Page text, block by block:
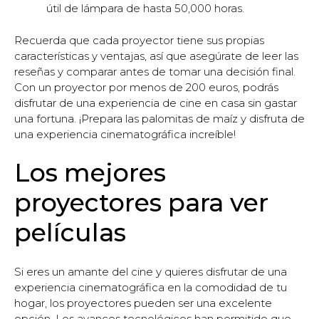
útil de lámpara de hasta 50,000 horas.
Recuerda que cada proyector tiene sus propias
características y ventajas, así que asegúrate de leer las
reseñas y comparar antes de tomar una decisión final.
Con un proyector por menos de 200 euros, podrás
disfrutar de una experiencia de cine en casa sin gastar
una fortuna. ¡Prepara las palomitas de maíz y disfruta de
una experiencia cinematográfica increíble!
Los mejores
proyectores para ver
películas
Si eres un amante del cine y quieres disfrutar de una
experiencia cinematográfica en la comodidad de tu
hogar, los proyectores pueden ser una excelente